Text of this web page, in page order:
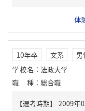
体
10年卒 文系
男
学校名 ： 法政大学
職種 ： 総合職